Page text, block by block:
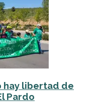
hay libertad de
Pardo